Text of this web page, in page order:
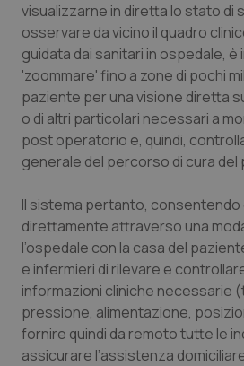
Umbria
Valle D’Aosta
Veneto
Oftalmologia
Oncodermatologia
Oncoematologia
Oncologia & Nutrizione
Psoriasi & pelle
Quotidiano Cardiologia
Quotidiano Chirurgia
Quotidiano Oncologia
visualizzarne in diretta lo stato di
osservare da vicino il quadro
guidata dai sanitari in ospedale, è
'zoommare' fino a zone di pochi
paziente per una visione diretta
o di altri particolari necessari a
post operatorio e, quindi,
generale del percorso di cura del
Il sistema pertanto, consentendo
direttamente attraverso una
l’ospedale con la casa del
e infermieri di rilevare e
informazioni cliniche necessarie
pressione, alimentazione,
fornire quindi da remoto tutte le
assicurare l’assistenza